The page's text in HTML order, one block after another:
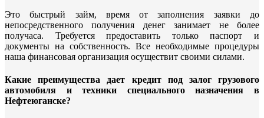
Это быстрый займ, время от заполнения заявки до
непосредственного получения денег занимает не более
получаса. Требуется предоставить только паспорт и
документы на собственность. Все необходимые процедуры
наша финансовая организация осуществит своими силами.
Какие преимущества дает кредит под залог грузового
автомобиля и техники специального назначения в
Нефтеюганске?